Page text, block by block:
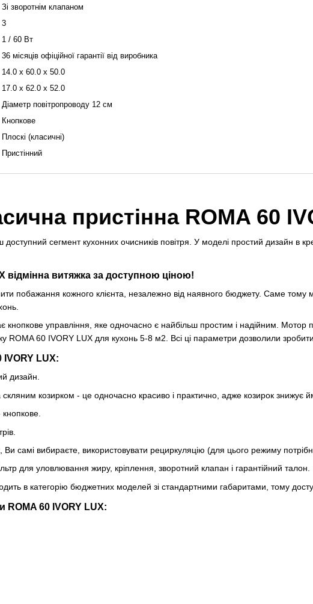
Зі зворотнім клапаном
3
1 / 60 Вт
36 місяців офіційної гарантії від виробника
14.0 х 60.0 х 50.0
17.0 х 62.0 х 52.0
Діаметр повітропроводу 12 см
Кнопкове
Плоскі (класичні)
Пристінний
пристінна ROMA 60
сегмент кухонних очисників повітря. У моделі простий дизайн в
відмінна витяжка за доступною ціною!
побажання кожного клієнта, незалежно від наявного бюджету. Саме
кнопкове управління, яке одночасно є найбільш простим і надійним.
ROMA 60 IVORY LUX для кухонь 5-8 м2. Всі ці параметри дозволили
IVORY LUX:
дизайн.
козирком - це одночасно красиво і практично, адже козирок знижує
самі вибираєте, використовувати рециркуляцію (для цього режиму
для уловлювання жиру, кріплення, зворотний клапан і гарантійний талон.
в категорію бюджетних моделей зі стандартними габаритами, тому
ROMA 60 IVORY LUX: